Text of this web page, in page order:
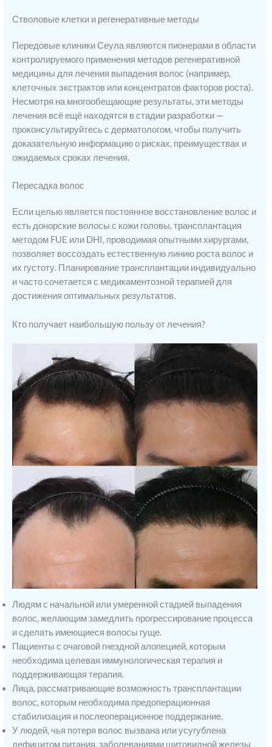
Стволовые клетки и регенеративные методы
Передовые клиники Сеула являются пионерами в области
контролируемого применения методов регенеративной
медицины для лечения выпадения волос (например,
клеточных экстрактов или концентратов факторов роста).
Несмотря на многообещающие результаты, эти методы
лечения всё ещё находятся в стадии разработки —
проконсультируйтесь с дерматологом, чтобы получить
доказательную информацию о рисках, преимуществах и
ожидаемых сроках лечения.
Пересадка волос
Если целью является постоянное восстановление волос и
есть донорские волосы с кожи головы, трансплантация
методом FUE или DHI, проводимая опытными хирургами,
позволяет воссоздать естественную линию роста волос и
их густоту. Планирование трансплантации индивидуально
и часто сочетается с медикаментозной терапией для
достижения оптимальных результатов.
Кто получает наибольшую пользу от лечения?
Людям с начальной или умеренной стадией выпадения
волос, желающим замедлить прогрессирование процесса
и сделать имеющиеся волосы гуще.
Пациенты с очаговой гнездной алопецией, которым
необходима целевая иммунологическая терапия и
поддерживающая терапия.
Лица, рассматривающие возможность трансплантации
волос, которым необходима предоперационная
стабилизация и послеоперационное поддержание.
У людей, чья потеря волос вызвана или усугублена
дефицитом питания, заболеваниями щитовидной железы